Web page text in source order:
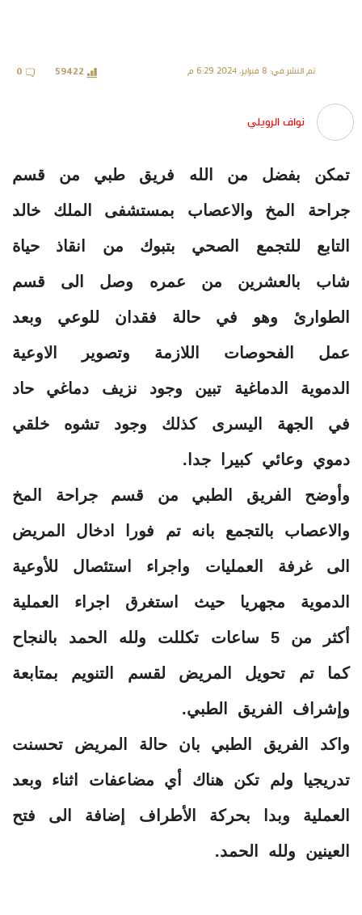
تم النشر في: 8 فبراير، 2024 6:29 م 59422
0
نواف الرويلي
تمكن بفضل من الله فريق طبي من قسم
جراحة المخ والاعصاب بمستشفى الملك خالد
التابع للتجمع الصحي بتبوك من انقاذ حياة
شاب بالعشرين من عمره وصل الى قسم
الطوارئ وهو في حالة فقدان للوعي وبعد
عمل الفحوصات اللازمة وتصوير الاوعية
الدموية الدماغية تبين وجود نزيف دماغي حاد
في الجهة اليسرى كذلك وجود تشوه خلقي
دموي وعائي كبيرا جدا.
وأوضح الفريق الطبي من قسم جراحة المخ
والاعصاب بالتجمع بانه تم فورا ادخال المريض
الى غرفة العمليات واجراء استئصال للأوعية
الدموية مجهريا حيث استغرق اجراء العملية
أكثر من 5 ساعات تكللت ولله الحمد بالنجاح
كما تم تحويل المريض لقسم التنويم بمتابعة
وإشراف الفريق الطبي.
واكد الفريق الطبي بان حالة المريض تحسنت
تدريجيا ولم تكن هناك أي مضاعفات اثناء وبعد
العملية وبدا بحركة الأطراف إضافة الى فتح
العينين ولله الحمد.